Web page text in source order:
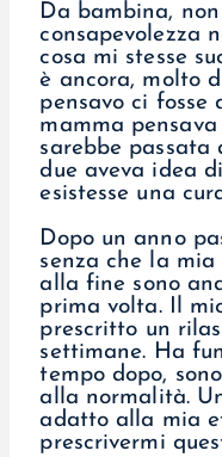
Da bambina,
consapevolezza
cosa mi stesse
è ancora, molto
pensavo ci fosse
mamma
sarebbe passata
due aveva idea
esistesse una
Dopo un anno
senza che la mia
alla fine sono
prima volta. Il
prescritto un
settimane. Ha
tempo dopo,
alla normalità.
adatto alla mia
prescrivermi